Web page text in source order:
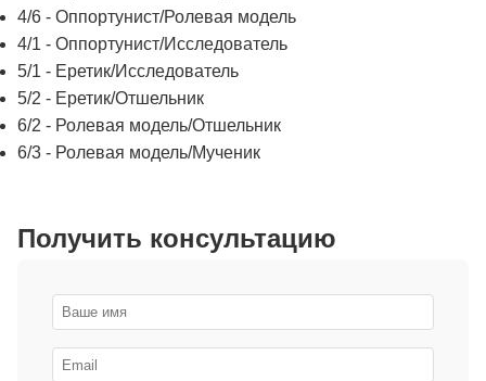
4/6 - Оппортунист/Ролевая модель
4/1 - Оппортунист/Исследователь
5/1 - Еретик/Исследователь
5/2 - Еретик/Отшельник
6/2 - Ролевая модель/Отшельник
6/3 - Ролевая модель/Мученик
Получить консультацию